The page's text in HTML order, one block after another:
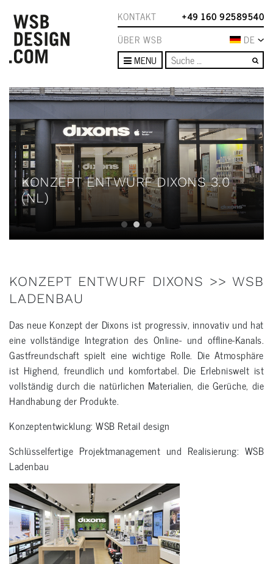
KONTAKT
+49 160 92589540
ÜBER WSB
DE
MENU
KONZEPT ENTWURF DIXONS 3.0
(NL)
KONZEPT ENTWURF DIXONS >> WSB
LADENBAU
Das neue Konzept der Dixons ist progressiv, innovativ und hat
eine vollständige Integration des Online- und offline-Kanals.
Gastfreundschaft spielt eine wichtige Rolle. Die Atmosphäre
ist Highend, freundlich und komfortabel. Die Erlebniswelt ist
vollständig durch die natürlichen Materialien, die Gerüche, die
Handhabung der Produkte.
Konzeptentwicklung: WSB Retail design
Schlüsselfertige Projektmanagement und Realisierung: WSB
Ladenbau